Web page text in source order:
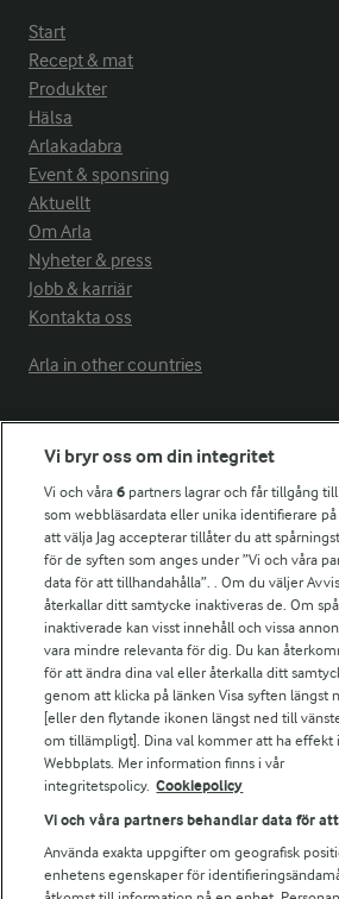
Start
Recept & mat
Produkter
Hälsa
Arlakadabra
Event & sponsring
Aktuellt
Om Arla
Nyheter & press
Jobb & karriär
Kontakta oss
Arla in other countries
Fler Arlasajter
För ägare
Arlas kundportal
Arla.com
Falbygdens Ost
Arla webbshop
Bildbank
Följ oss
Vi bryr oss om din integritet
Vi och våra6 partners lagrar och får tillgång
som webbläsardata eller unika identifierare
att välja Jag accepterar tillåter du att
för de syften som anges under ”Vi och våra
data för att tillhandahålla”. . Om du väljer
återkallar ditt samtycke inaktiveras de. Om
inaktiverade kan visst innehåll och vissa
vara mindre relevanta för dig. Du kan
för att ändra dina val eller återkalla ditt
genom att klicka på länken Visa syften längst
[eller den flytande ikonen längst ned till
om tillämpligt]. Dina val kommer att ha effekt
Webbplats. Mer information finns i vår
integritetspolicy. Cookiepolicy
Vi och våra partners behandlar data för
Använda exakta uppgifter om geografisk
enhetens egenskaper för